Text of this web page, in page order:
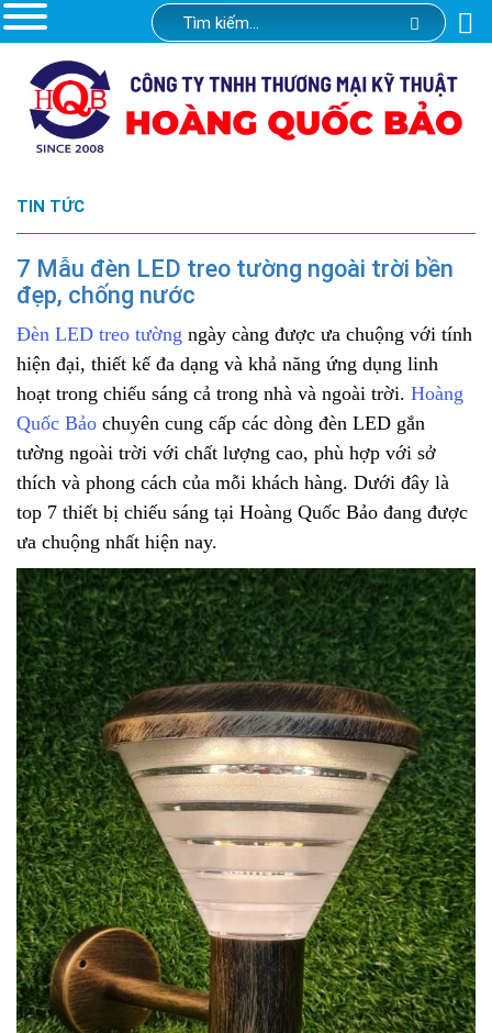
TIN TỨC
7 Mẫu đèn LED treo tường ngoài trời bền
đẹp, chống nước
Đèn LED treo tường ngày càng được ưa chuộng với tính
hiện đại, thiết kế đa dạng và khả năng ứng dụng linh
hoạt trong chiếu sáng cả trong nhà và ngoài trời. Hoàng
Quốc Bảo chuyên cung cấp các dòng đèn LED gắn
tường ngoài trời với chất lượng cao, phù hợp với sở
thích và phong cách của mỗi khách hàng. Dưới đây là
top 7 thiết bị chiếu sáng tại Hoàng Quốc Bảo đang được
ưa chuộng nhất hiện nay.